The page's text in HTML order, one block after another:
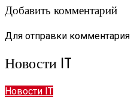
Добавить комментарий
Для отправки
Новости IT
Новости IT